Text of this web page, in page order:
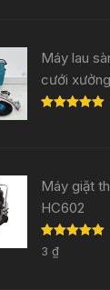
Máy lau
cưới
Máy giặt
HC602
Rated
out of 5
3 ₫